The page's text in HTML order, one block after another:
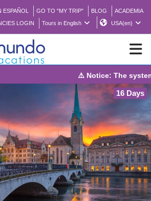
GO TO "MY TRIP" BLOG
ACADEMIA
LOGIN
Tours in English USA(en)
BROCHURE PDF
WHERE TO BUY
FEATURED
⚠️ Notice: The system will be under
16 Days